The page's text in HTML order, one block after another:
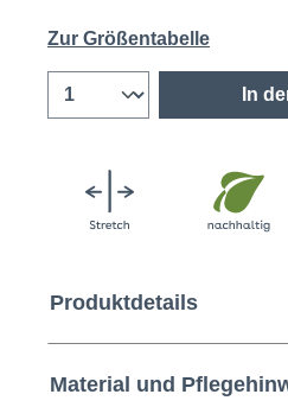
Zur Größentabelle
In
Produktdetails
Material und